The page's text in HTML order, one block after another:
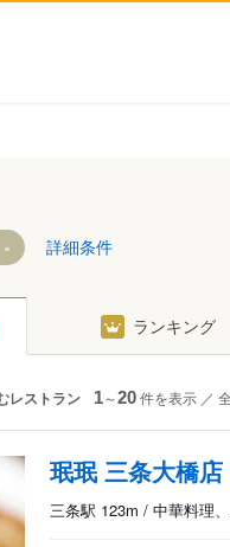
詳細条件
ランキング
レストラン 1～20件を表示 ／ 全
珉珉 三条大橋店
三条駅 123m / 中華料理